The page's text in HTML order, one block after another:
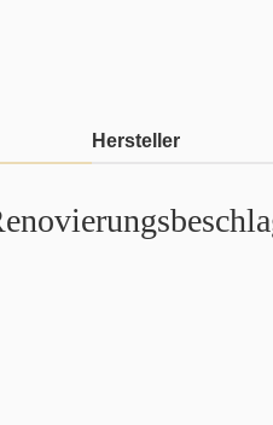
Hersteller